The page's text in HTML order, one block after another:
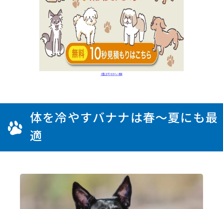
体を冷やすバナナは春～夏にも最
適